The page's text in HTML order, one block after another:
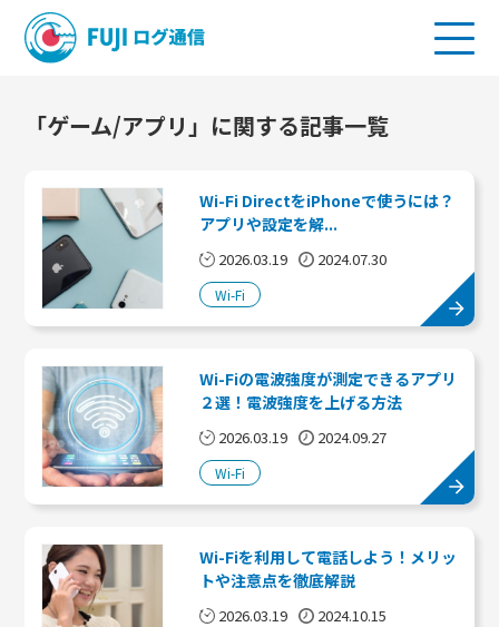
「ゲーム/アプリ」に関する記事一覧
Wi-Fi DirectをiPhoneで使うには？
アプリや設定を解...
2026.03.19 2024.07.30
Wi-Fi
Wi-Fiの電波強度が測定できるアプリ
２選！電波強度を上げる方法
2026.03.19 2024.09.27
Wi-Fi
Wi-Fiを利用して電話しよう！メリッ
トや注意点を徹底解説
2026.03.19 2024.10.15